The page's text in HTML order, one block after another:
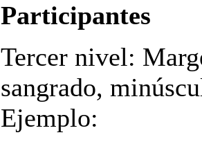
Participantes
Tercer nivel:
sangrado,
Ejemplo: